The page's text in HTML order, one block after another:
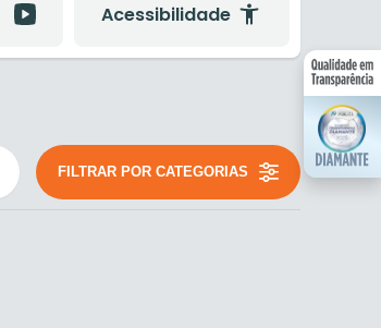
Acessibilidade
FILTRAR POR CATEGORIAS